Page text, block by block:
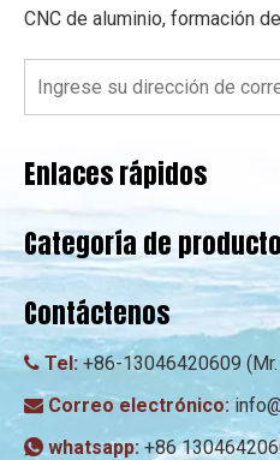
CNC de aluminio, formación
Enlaces rápidos
Categoría de
Contáctenos
 Tel: +86-13046420609
 Correo electrónico:
 whatsapp:+86